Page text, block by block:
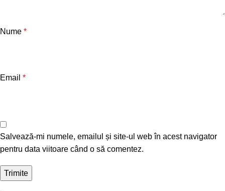
Nume *
Email *
Salvează-mi numele, emailul și site-ul web în acest navigator
pentru data viitoare când o să comentez.